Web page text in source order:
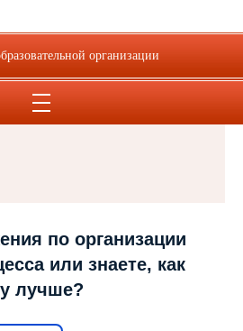
по организации
или знаете, как
лучше?
организации